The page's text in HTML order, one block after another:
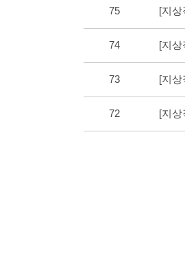
75 [지
74 [지
73 [지
72 [지